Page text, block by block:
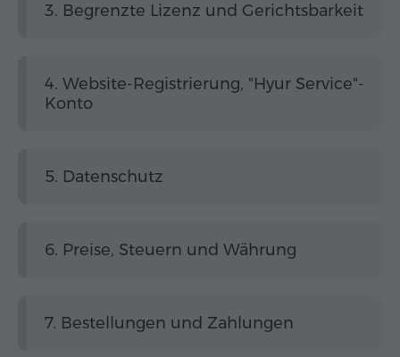
3. Begrenzte Lizenz und Gerichtsbarkeit
4. Website-Registrierung, "Hyur Service"-
Konto
5. Datenschutz
6. Preise, Steuern und Währung
7. Bestellungen und Zahlungen